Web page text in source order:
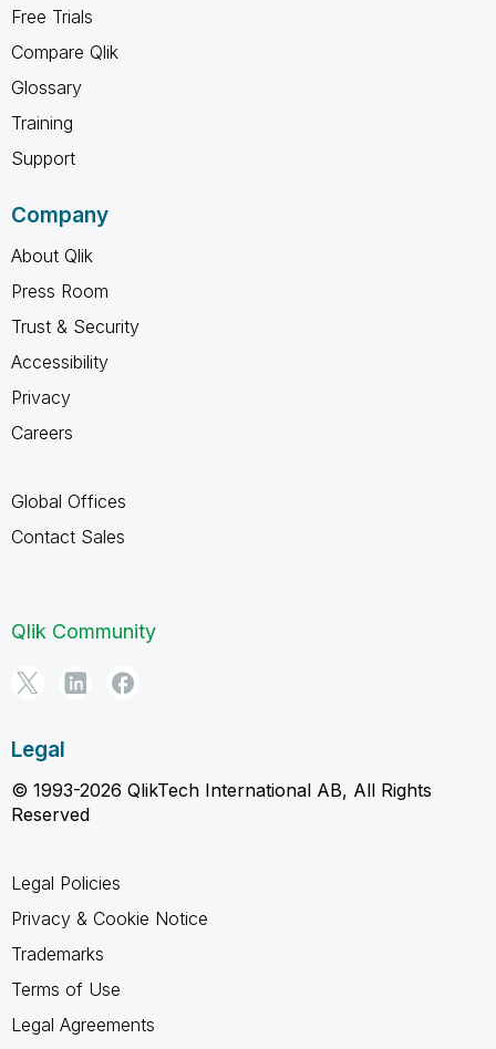
Free Trials
Compare Qlik
Glossary
Training
Support
Company
About Qlik
Press Room
Trust & Security
Accessibility
Privacy
Careers
Global Offices
Contact Sales
Qlik Community
Legal
© 1993-2026 QlikTech International AB, All Rights
Reserved
Legal Policies
Privacy & Cookie Notice
Trademarks
Terms of Use
Legal Agreements